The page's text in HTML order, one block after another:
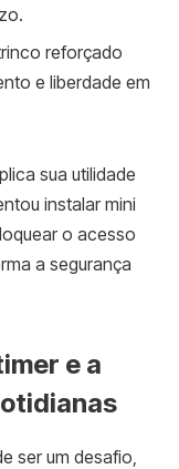
reforçado
e liberdade em
sua utilidade
instalar mini
o acesso
a segurança
e a
ser um desafio,